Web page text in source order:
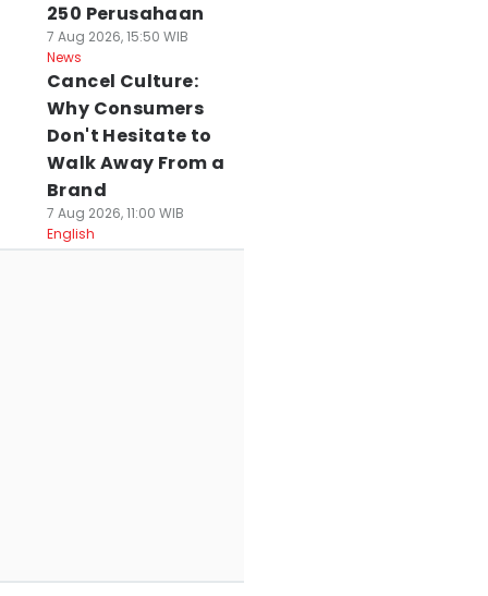
250 Perusahaan
7 Aug 2026, 15:50 WIB
News
Cancel Culture:
Why Consumers
Don't Hesitate to
Walk Away From a
Brand
7 Aug 2026, 11:00 WIB
English